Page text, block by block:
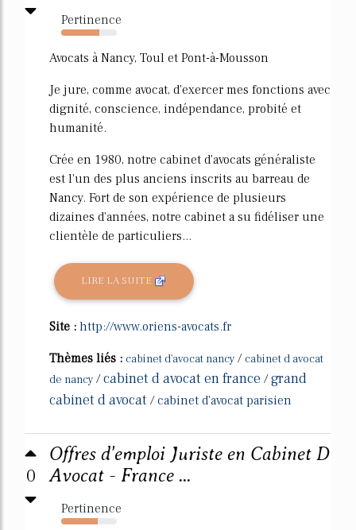
Pertinence
68%
Avocats à Nancy, Toul et Pont-à-Mousson
Je jure, comme avocat, d'exercer mes fonctions avec
dignité, conscience, indépendance, probité et
humanité.
Crée en 1980, notre cabinet d'avocats généraliste
est l'un des plus anciens inscrits au barreau de
Nancy. Fort de son expérience de plusieurs
dizaines d'années, notre cabinet a su fidéliser une
clientèle de particuliers...
LIRE LA SUITE
Site : http://www.oriens-avocats.fr
Thèmes liés : cabinet d'avocat nancy / cabinet d avocat
de nancy /cabinet d avocat en france /grand
cabinet d avocat /cabinet d'avocat parisien
0
Offres d'emploi Juriste en Cabinet D
Avocat - France ...
Pertinence
66%